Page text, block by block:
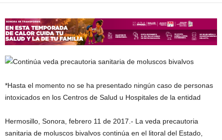
*Hasta el momento no se ha presentado ningún caso de personas
intoxicados en los Centros de Salud u Hospitales de la entidad
Hermosillo, Sonora, febrero 11 de 2017.- La veda precautoria
sanitaria de moluscos bivalvos continúa en el litoral del Estado,